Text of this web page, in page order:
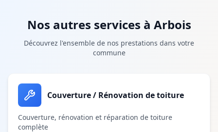
Nos autres services à Arbois
Découvrez l'ensemble de nos prestations dans votre
commune
Couverture / Rénovation de toiture
Couverture, rénovation et réparation de toiture
complète